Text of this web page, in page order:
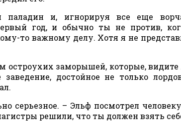
паладин и, игнорируя все еще
год, и обычно ты не против,
то важному делу. Хотя я не
остроухих заморышей, которые,
достойное не только
серьезное. – Эльф посмотрел
решили, что ты должен взять